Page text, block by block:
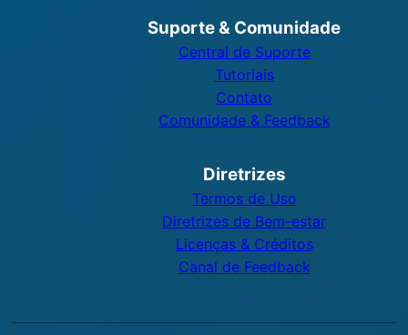
Suporte & Comunidade
Central de Suporte
Tutoriais
Contato
Comunidade & Feedback
Diretrizes
Termos de Uso
Diretrizes de Bem-estar
Licenças & Créditos
Canal de Feedback